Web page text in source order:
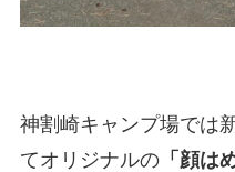
神割崎キャンプ場では
てオリジナルの「顔は